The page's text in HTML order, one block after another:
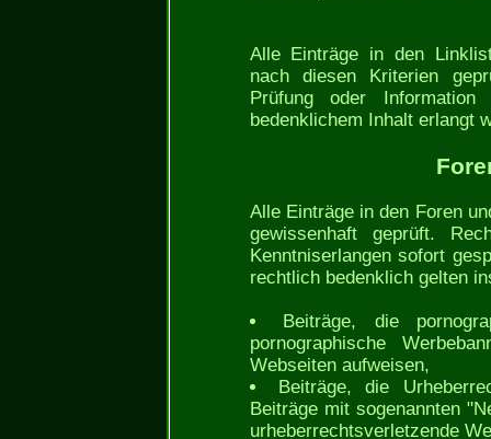
Alle Einträge in den
nach diesen Kriterien
Prüfung oder
bedenklichem Inhalt erlangt
Alle Einträge in den Foren
gewissenhaft geprüft.
Kenntniserlangen sofort
rechtlich bedenklich gelten
Beiträge, die
pornographische
Webseiten aufweisen,
Beiträge, die
Beiträge mit sogenannten
urheberrechtsverletzende